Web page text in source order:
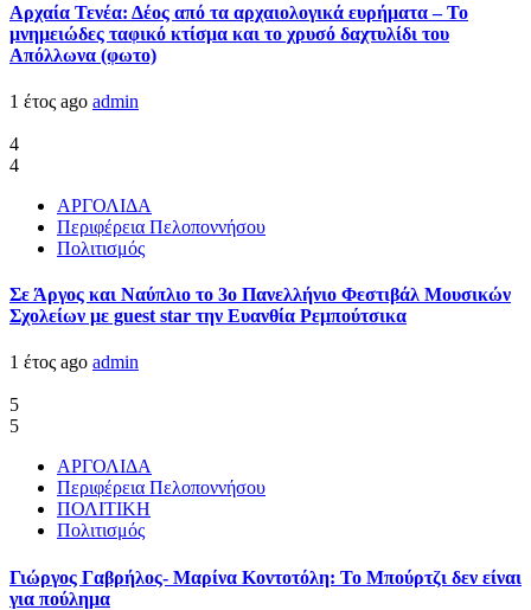
Αρχαία Τενέα: Δέος από τα αρχαιολογικά ευρήματα – Το
μνημειώδες ταφικό κτίσμα και το χρυσό δαχτυλίδι του
Απόλλωνα (φωτο)
1 έτος ago admin
4
4
ΑΡΓΟΛΙΔΑ
Περιφέρεια Πελοποννήσου
Πολιτισμός
Σε Άργος και Ναύπλιο το 3ο Πανελλήνιο Φεστιβάλ Μουσικών
Σχολείων με guest star την Ευανθία Ρεμπούτσικα
1 έτος ago admin
5
5
ΑΡΓΟΛΙΔΑ
Περιφέρεια Πελοποννήσου
ΠΟΛΙΤΙΚΗ
Πολιτισμός
Γιώργος Γαβρήλος- Μαρίνα Κοντοτόλη: Το Μπούρτζι δεν είναι
για πούλημα